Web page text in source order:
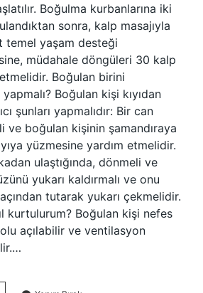
Boğulma kurbanlarına iki
sonra, kalp masajıyla
temel yaşam desteği
müdahale döngüleri 30 kalp
Boğulan birini
Boğulan kişi kıyıdan
şunları yapmalıdır: Bir can
ve boğulan kişinin şamandıraya
yüzmesine yardım etmelidir.
ulaştığında, dönmeli ve
yukarı kaldırmalı ve onu
tutarak yukarı çekmelidir.
kurtulurum? Boğulan kişi nefes
açılabilir ve ventilasyon